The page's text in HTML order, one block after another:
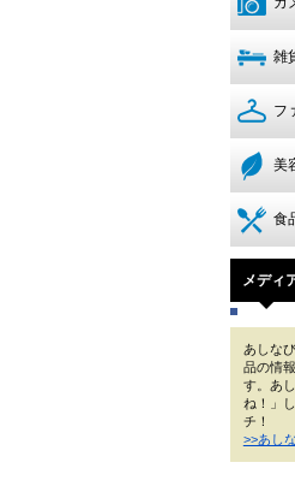
雑
フ
美
食
メディ
あしな
品の情
す。あ
ね！」
チ！
>>あし